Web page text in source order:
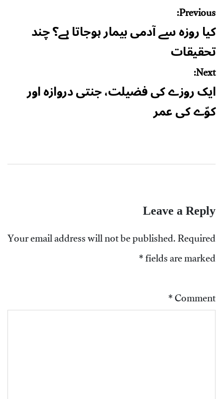
Post
navigation
Previous:
کیا روزہ سے آدمی بیمار ہوجاتا ہے؟ چند
تحقیقات
Next:
ایک روزے کی فضیلت، جنتی دروازہ اور
کوّے کی عمر
Leave a Reply
Your email address will not be published.Required
fields are marked
*
Comment
*